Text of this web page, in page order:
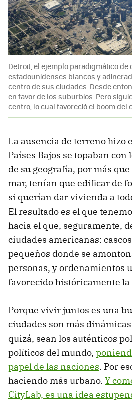
Detroit, el ejemplo paradigmático de
estadounidenses blancos y
centro de sus ciudades. Desde
en favor de los suburbios. Pero
centro, lo cual favoreció el boom del
La ausencia de terreno hizo
Países Bajos se topaban
de su geografía, por más
mar, tenían que edificar de
si querían dar vivienda a
El resultado es el que
hacia el que, seguramente,
ciudades americanas:
pequeños donde se
personas, y ordenamientos
favorecido históricamente
Porque vivir juntos es una
ciudades son más
quizá, sean los auténticos
políticos del mundo,
papel de las naciones. Por
haciendo más urbano. Y
CityLab, es una idea